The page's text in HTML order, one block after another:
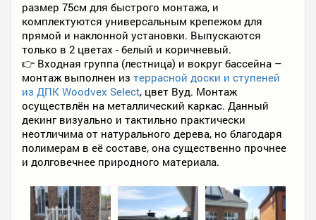
размер 75см для быстрого монтажа, и
комплектуются универсальным крепежом для
прямой и наклонной установки. Выпускаются
только в 2 цветах - белый и коричневый.
👉 Входная группа (лестница) и вокруг бассейна –
монтаж выполнен из террасной доски и ступеней
из ДПК Woodvex Select, цвет Вуд. Монтаж
осуществлён на металлический каркас. Данный
декинг визуально и тактильно практически
неотличима от натурального дерева, но благодаря
полимерам в её составе, она существенно прочнее
и долговечнее природного материала.